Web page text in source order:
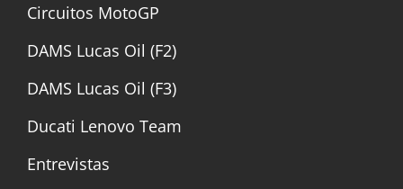
Circuitos MotoGP
DAMS Lucas Oil (F2)
DAMS Lucas Oil (F3)
Ducati Lenovo Team
Entrevistas